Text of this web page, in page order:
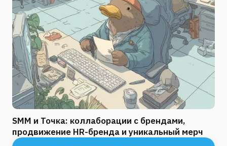
SMM и Точка: коллаборации с брендами,
продвижение HR-бренда и уникальный мерч